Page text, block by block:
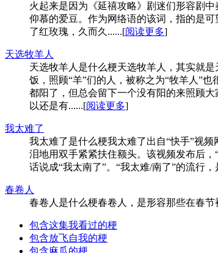
火起来是因为《延禧攻略》剧迷们形容剧
仰慕的爱豆。作为网络语的该词，指的是
了红玫瑰，久而久......[阅读更多]
天选牧羊人
天选牧羊人是什么梗天选牧羊人，其实就
饭，照顾“羊”们的人，被称之为“牧羊人”
都阳了，但总会留下一个没有阳的来照顾
以还是有......[阅读更多]
我太难了
我太难了是什么梗我太难了出自“快手”视
泪地用双手紧紧扶住额头。该视频发布后
话说成“我太南了”。“我太难/南了”的流行
春卷人
春卷人是什么梗春卷人，是形容那些在春
包含这集我看过的梗
包含放飞自我的梗
包含麻瓜的梗